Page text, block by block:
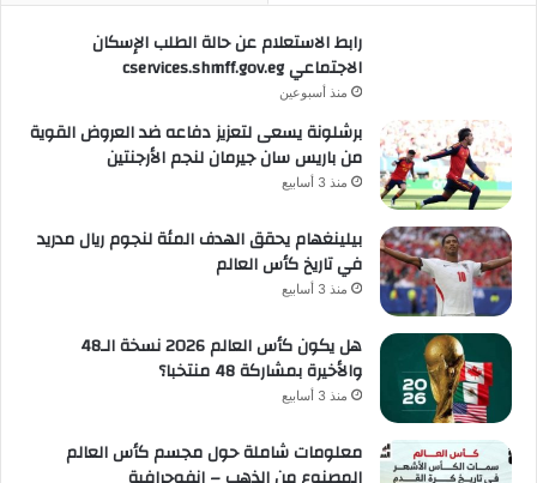
رابط الاستعلام عن حالة الطلب الإسكان
الاجتماعي cservices.shmff.gov.eg
منذ أسبوعين
برشلونة يسعى لتعزيز دفاعه ضد العروض القوية
من باريس سان جيرمان لنجم الأرجنتين
منذ 3 أسابيع
بيلينغهام يحقق الهدف المئة لنجوم ريال مدريد
في تاريخ كأس العالم
منذ 3 أسابيع
هل يكون كأس العالم 2026 نسخة الـ48
والأخيرة بمشاركة 48 منتخبا؟
منذ 3 أسابيع
معلومات شاملة حول مجسم كأس العالم